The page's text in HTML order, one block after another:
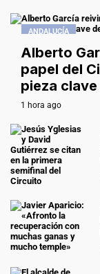
ANDALUCÍA
Alberto
papel del
pieza
1 hora ago